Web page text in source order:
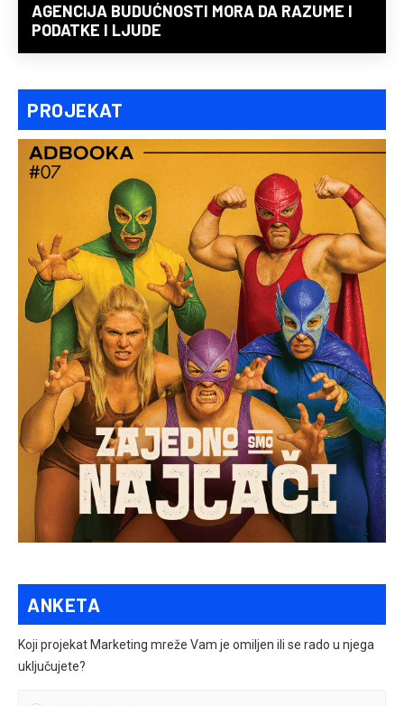
AGENCIJA BUDUĆNOSTI MORA DA RAZUME I
PODATKE I LJUDE
PROJEKAT
ANKETA
Koji projekat Marketing mreže Vam je omiljen ili se rado u njega
uključujete?